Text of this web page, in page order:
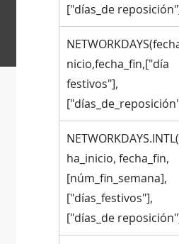
["días_de
nicio,fecha_fin,["día
festivos"],
ha_inicio, fecha_fin,
[núm_fin_semana],
["días_festivos"],
["días_de